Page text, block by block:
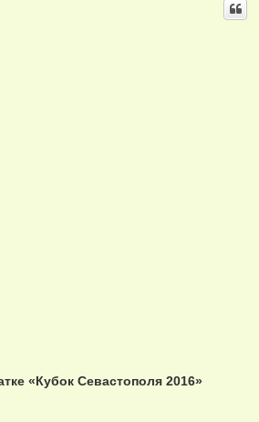
«Кубок Севастополя 2016»